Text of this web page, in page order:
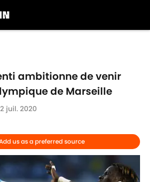
ambitionne de venir
de Marseille
juil. 2020
us as a preferred source